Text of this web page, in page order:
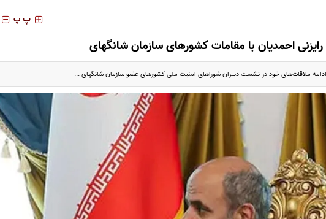
‍‍‍ پ پ
رایزنی‌ احمدیان با مقامات کشورهای سازمان شانگهای
ملاقات‌های خود در نشست دبيران شوراهای امنیت ملی کشورهای عضو سازمان شانگهای ...